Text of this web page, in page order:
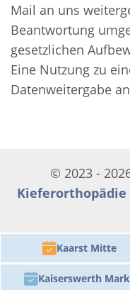
Kaarst Mitte
Kaiserswerth
Mail an uns
Beantwortung
gesetzlichen
Eine Nutzung zu
Datenweitergabe
© 2023 -